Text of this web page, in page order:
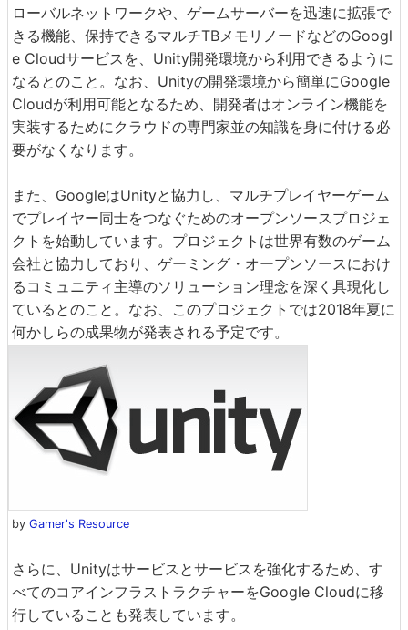
ローバルネットワークや、ゲームサーバーを迅速に拡張で
きる機能、保持できるマルチTBメモリノードなどのGoogl
e Cloudサービスを、Unity開発環境から利用できるように
なるとのこと。なお、Unityの開発環境から簡単にGoogle
Cloudが利用可能となるため、開発者はオンライン機能を
実装するためにクラウドの専門家並の知識を身に付ける必
要がなくなります。
また、GoogleはUnityと協力し、マルチプレイヤーゲーム
でプレイヤー同士をつなぐためのオープンソースプロジェ
クトを始動しています。プロジェクトは世界有数のゲーム
会社と協力しており、ゲーミング・オープンソースにおけ
るコミュニティ主導のソリューション理念を深く具現化し
ているとのこと。なお、このプロジェクトでは2018年夏に
何かしらの成果物が発表される予定です。
by Gamer's Resource
さらに、Unityはサービスとサービスを強化するため、す
べてのコアインフラストラクチャーをGoogle Cloudに移
行していることも発表しています。